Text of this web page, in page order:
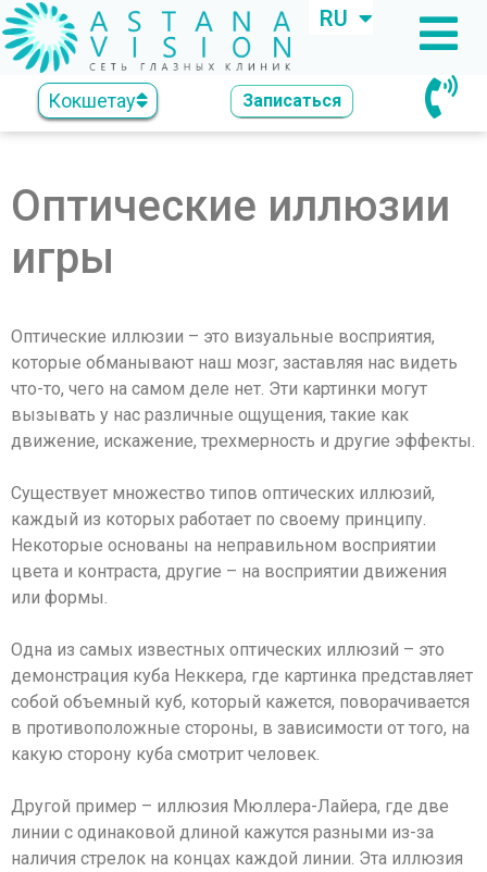
RU
KZ
Кокшетау Записаться
Оптические иллюзии
игры
Оптические иллюзии – это визуальные восприятия,
которые обманывают наш мозг, заставляя нас видеть
что-то, чего на самом деле нет. Эти картинки могут
вызывать у нас различные ощущения, такие как
движение, искажение, трехмерность и другие эффекты.
Существует множество типов оптических иллюзий,
каждый из которых работает по своему принципу.
Некоторые основаны на неправильном восприятии
цвета и контраста, другие – на восприятии движения
или формы.
Одна из самых известных оптических иллюзий – это
демонстрация куба Неккера, где картинка представляет
собой объемный куб, который кажется, поворачивается
в противоположные стороны, в зависимости от того, на
какую сторону куба смотрит человек.
Другой пример – иллюзия Мюллера-Лайера, где две
линии с одинаковой длиной кажутся разными из-за
наличия стрелок на концах каждой линии. Эта иллюзия